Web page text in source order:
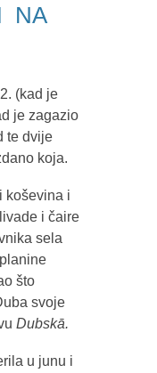
NA
(kad je
je zagazio
te dvije
koja.
koševina i
i čaire
sela
što
svoje
Dubskā.
u junu i